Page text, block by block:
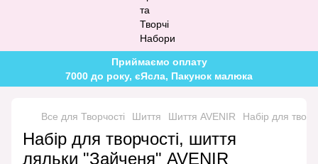
Приймаємо оплату
7000 до року, єЯсла, Пакунок малюка
Все для Творчості Шиття Шиття AVENIR Набір для
Набір для творчості, шиття
ляльки "Зайченя" AVENIR